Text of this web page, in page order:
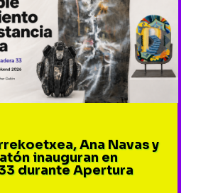
Ana Navas y
inauguran en
durante Apertura